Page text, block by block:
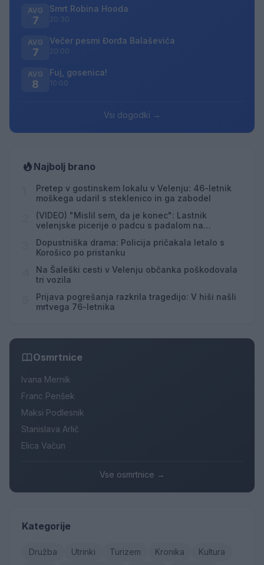
AVG
7
Smrt Robina Hooda
20:30
AVG
7
Večer pesmi Đorđa Balaševića
20:00
AVG
8
Fuj, gosenica!
10:00
Vsi dogodki →
Najbolj brano
Pretep v gostinskem lokalu v Velenju: 46-letnik
moškega udaril s steklenico in ga zabodel
(VIDEO) "Mislil sem, da je konec": Lastnik
velenjske picerije o padcu s padalom na
Dopustniška drama: Policija pričakala letalo s
Korošico po pristanku
Na Šaleški cesti v Velenju občanka poškodovala
tri vozila
Prijava pogrešanja razkrila tragedijo: V hiši našli
mrtvega 76-letnika
Osmrtnice
Ivana Mernik
Franc Penšek
Maksi Podlesnik
Stanislava Arlič
Elica Vačun
Vse osmrtnice →
Kategorije
Družba Utrinki Turizem Kronika
Kultura